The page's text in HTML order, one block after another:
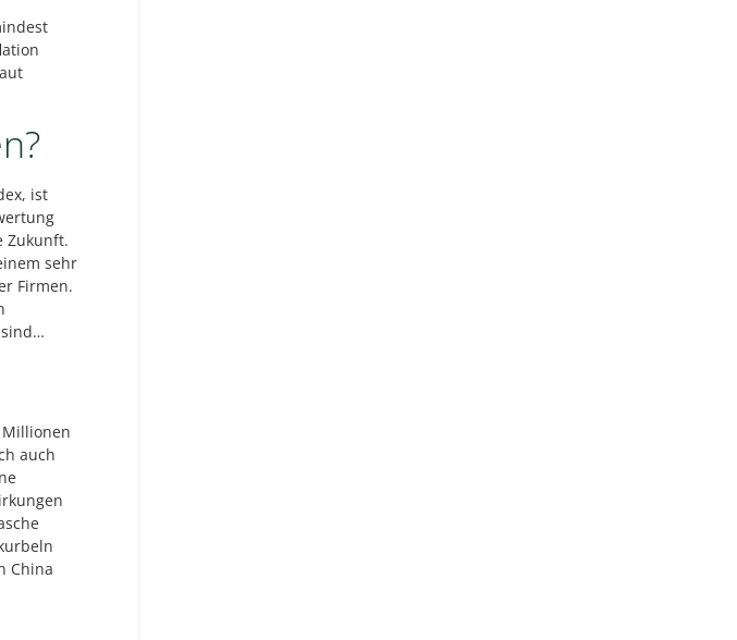
ist
Zukunft.
sehr
Firmen.
sind…
Millionen
auch
China